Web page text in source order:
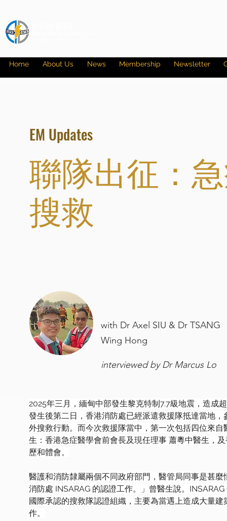
Home About Us News Membership Newsletter
EM Updates
聯隊出征：
搜救
with Dr Axel SIU & Dr TSANG
Wing Hong
interviewed by Dr Marcus Lo
2025年三月，緬甸中部發生黎克特制7.7級地震，造成
發生後第二日，香港消防處已經派遣救援隊抵達當地
外搜救行動。而今次救援隊當中，第一次包括四位來
生：香港急症醫學會前會長及現任理事 蕭粵中醫生，
歷和體會。
醫護和消防隸屬兩個不同政府部門，醫管局同事是甚
消防處 INSARAG 的認證工作。」曾醫生說。
國際承認的搜救隊認證組織，主要為當遇上造成大量
作。